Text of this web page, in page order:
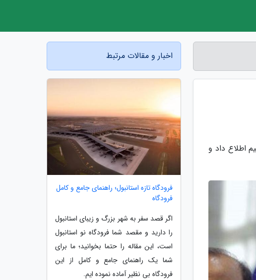
اطلاع داد و
اخبار و مقالات مرتبط
فرودگاه تازه استانبول؛ راهنمای جامع و کامل
فرودگاه
اگر قصد سفر به شهر بزرگ و زیبای استانبول
را دارید و مقصد شما فرودگاه نو استانبول
است، این مقاله را حتما بخوانید؛ ما برای
شما یک راهنمای جامع و کامل از این
فرودگاه بی نظیر آماده نموده ایم.